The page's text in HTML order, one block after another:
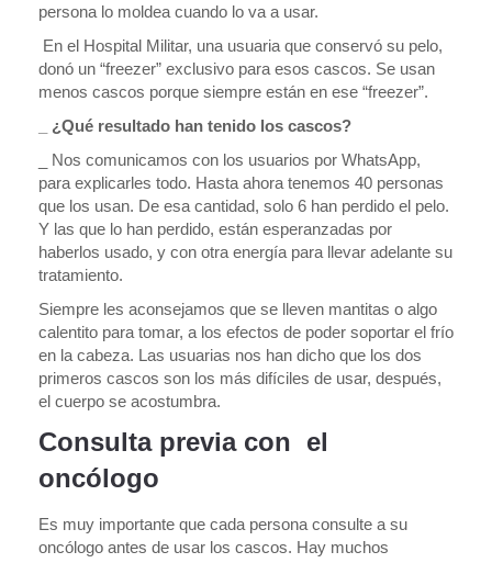
persona lo moldea cuando lo va a usar.
En el Hospital Militar, una usuaria que conservó su pelo,
donó un “freezer” exclusivo para esos cascos. Se usan
menos cascos porque siempre están en ese “freezer”.
_ ¿Qué resultado han tenido los cascos?
_ Nos comunicamos con los usuarios por WhatsApp,
para explicarles todo. Hasta ahora tenemos 40 personas
que los usan. De esa cantidad, solo 6 han perdido el pelo.
Y las que lo han perdido, están esperanzadas por
haberlos usado, y con otra energía para llevar adelante su
tratamiento.
Siempre les aconsejamos que se lleven mantitas o algo
calentito para tomar, a los efectos de poder soportar el frío
en la cabeza. Las usuarias nos han dicho que los dos
primeros cascos son los más difíciles de usar, después,
el cuerpo se acostumbra.
Consulta previa con el
oncólogo
Es muy importante que cada persona consulte a su
oncólogo antes de usar los cascos. Hay muchos